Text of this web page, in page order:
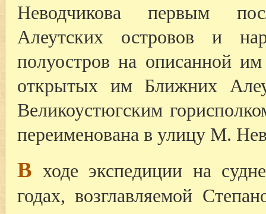
Неводчикова первым
Алеутских островов и
полуостров на описанной
открытых им Ближних
Великоустюгским
переименована в улицу М.
В ходе экспедиции на
годах, возглавляемой